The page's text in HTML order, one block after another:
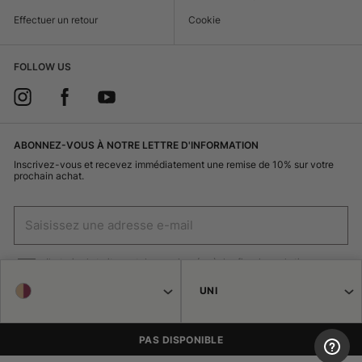
UNI
PAS DISPONIBLE
Effectuer un retour Cookie
FOLLOW US
ABONNEZ-VOUS À NOTRE LETTRE D'INFORMATION
Inscrivez-vous et recevez immédiatement une remise de 10% sur votre
prochain achat.
J'autorise le traitement de mes données à des fins de marketing
© 2026 Haeres Equita srl Corso Garibaldi 122 15048 Valenza (AL) N° TVA